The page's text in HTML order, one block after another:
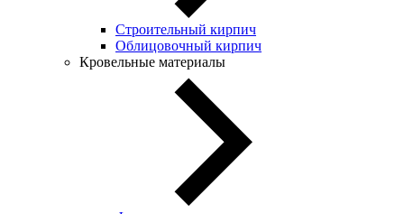
Строительный кирпич
Облицовочный кирпич
Кровельные материалы